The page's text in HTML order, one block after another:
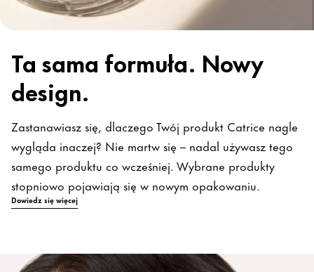
Ta sama formuła. Nowy
design.
Zastanawiasz się, dlaczego Twój produkt Catrice nagle
wygląda inaczej? Nie martw się – nadal używasz tego
samego produktu co wcześniej. Wybrane produkty
stopniowo pojawiają się w nowym opakowaniu.
Dowiedz się więcej